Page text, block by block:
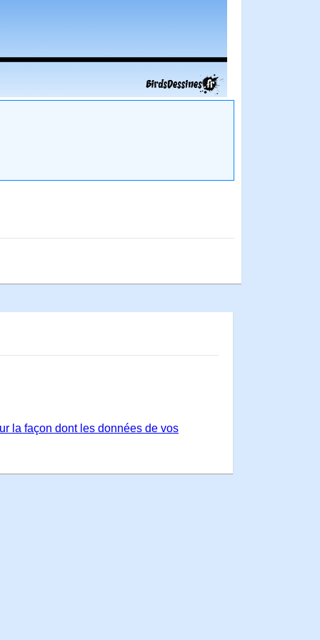
la façon dont les données de vos